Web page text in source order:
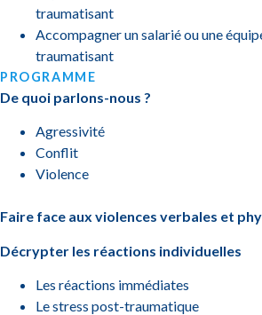
traumatisant
Accompagner un salarié ou une
traumatisant
PROGRAMME
De quoi parlons-nous ?
Agressivité
Conflit
Violence
Faire face aux violences verbales et
Décrypter les réactions individuelles
Les réactions immédiates
Le stress post-traumatique